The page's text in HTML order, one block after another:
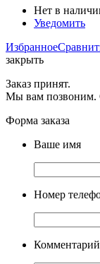
Нет в
Уведомить
Избранное
закрыть
Заказ принят.
Мы вам позвоним.
Форма заказа
Ваше имя
Номер
Комментарий